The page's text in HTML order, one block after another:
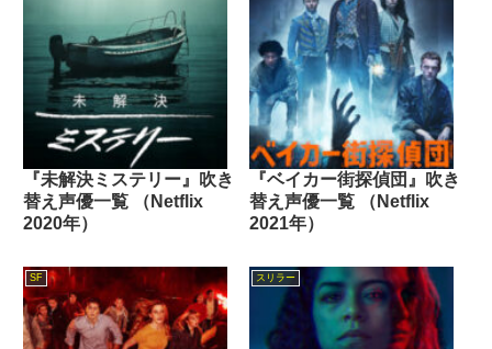
『未解決ミステリー』吹き
替え声優一覧 （Netflix
2020年）
『ベイカー街探偵団』吹き
替え声優一覧 （Netflix
2021年）
SF スリラー